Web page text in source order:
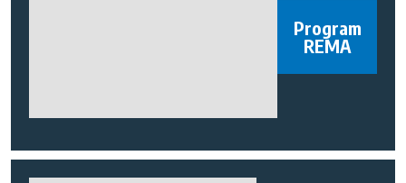
Program
REMA